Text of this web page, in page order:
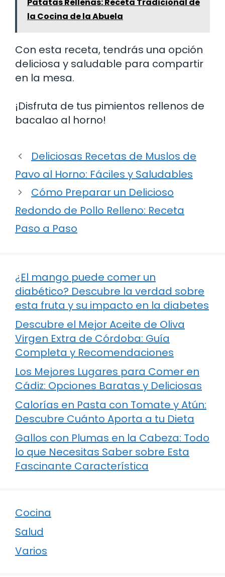
la Cocina de la Abuela
Con esta receta, tendrás una opción
deliciosa y saludable para compartir
en la mesa.
¡Disfruta de tus pimientos rellenos de
bacalao al horno!
Deliciosas Recetas de Muslos de
Pavo al Horno: Fáciles y Saludables
Cómo Preparar un Delicioso
Redondo de Pollo Relleno: Receta
Paso a Paso
¿El mango puede comer un
diabético? Descubre la verdad sobre
esta fruta y su impacto en la diabetes
Descubre el Mejor Aceite de Oliva
Virgen Extra de Córdoba: Guía
Completa y Recomendaciones
Los Mejores Lugares para Comer en
Cádiz: Opciones Baratas y Deliciosas
Calorías en Pasta con Tomate y Atún:
Descubre Cuánto Aporta a tu Dieta
Gallos con Plumas en la Cabeza: Todo
lo que Necesitas Saber sobre Esta
Fascinante Característica
Cocina
Salud
Varios